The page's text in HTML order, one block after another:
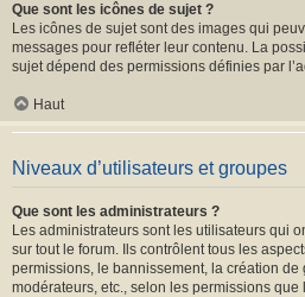
Que sont les icônes de sujet ?
Les icônes de sujet sont des images qui
messages pour refléter leur contenu. La
sujet dépend des permissions définies par
Haut
Niveaux d’utilisateurs et groupes
Que sont les administrateurs ?
Les administrateurs sont les utilisateurs qui
sur tout le forum. Ils contrôlent tous les
permissions, le bannissement, la création de
modérateurs, etc., selon les permissions